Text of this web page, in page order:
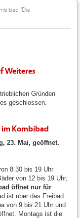
"Die
Weiteres
Gründen
geschlossen.
im Kombibad
23. Mai, geöffnet.
8.30 bis 19 Uhr
von 12 bis 19 Uhr,
öffnet nur für
ist über das Freibad
von 9 bis 21 Uhr und
Montags ist die